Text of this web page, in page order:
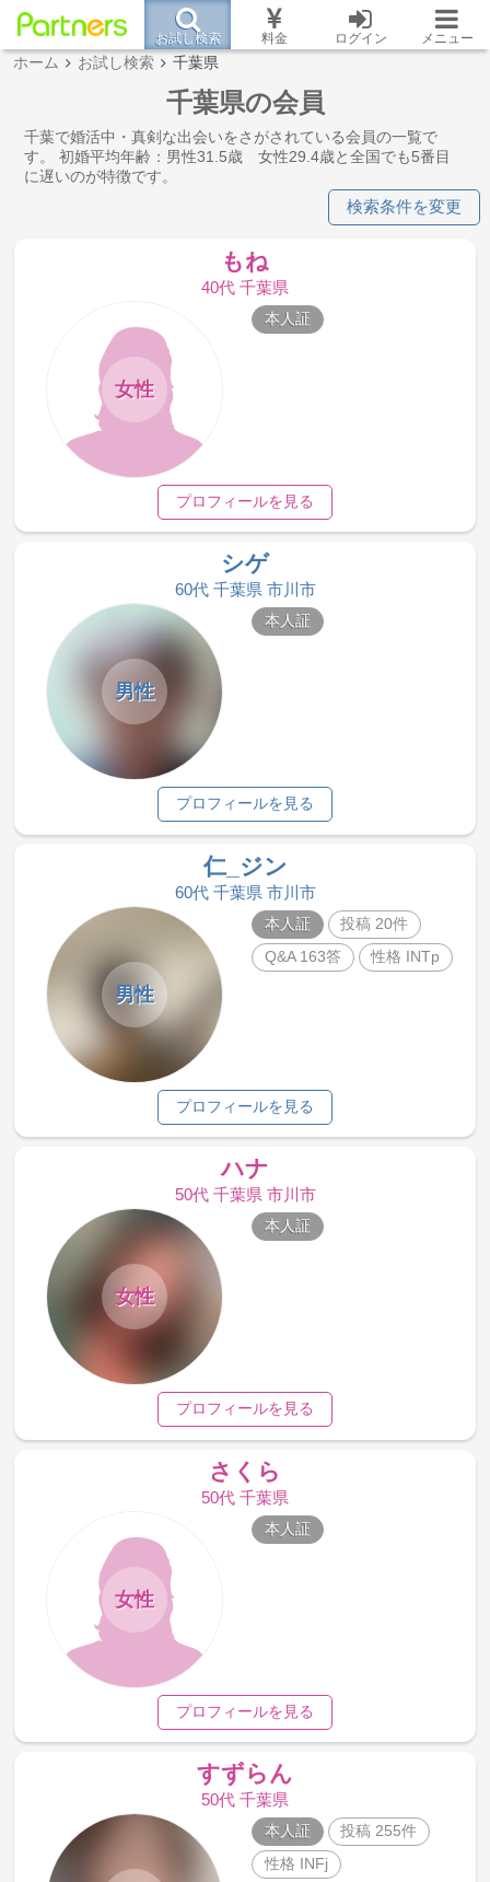
お試し検索 料金 ログイン メニュー
ホーム お試し検索 千葉県
千葉県の会員
千葉で婚活中・真剣な出会いをさがされている会員の一覧で
す。 初婚平均年齢：男性31.5歳 女性29.4歳と全国でも5番目
に遅いのが特徴です。
検索条件を変更
もね
40代 千葉県
女性
本人証
プロフィールを見る
シゲ
60代 千葉県 市川市
男性
本人証
プロフィールを見る
仁_ジン
60代 千葉県 市川市
男性
本人証
投稿 20件
Q&A 163答
性格 INTp
プロフィールを見る
ハナ
50代 千葉県 市川市
女性
本人証
プロフィールを見る
さくら
50代 千葉県
女性
本人証
プロフィールを見る
すずらん
50代 千葉県
本人証
投稿 255件
性格 INFj